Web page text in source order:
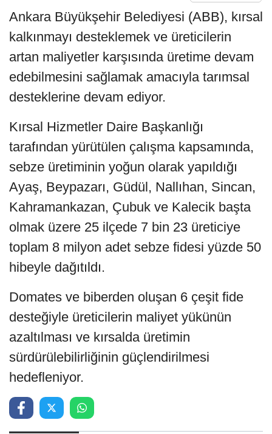
Ankara Büyükşehir Belediyesi (ABB), kırsal
kalkınmayı desteklemek ve üreticilerin
artan maliyetler karşısında üretime devam
edebilmesini sağlamak amacıyla tarımsal
desteklerine devam ediyor.
Kırsal Hizmetler Daire Başkanlığı
tarafından yürütülen çalışma kapsamında,
sebze üretiminin yoğun olarak yapıldığı
Ayaş, Beypazarı, Güdül, Nallıhan, Sincan,
Kahramankazan, Çubuk ve Kalecik başta
olmak üzere 25 ilçede 7 bin 23 üreticiye
toplam 8 milyon adet sebze fidesi yüzde 50
hibeyle dağıtıldı.
Domates ve biberden oluşan 6 çeşit fide
desteğiyle üreticilerin maliyet yükünün
azaltılması ve kırsalda üretimin
sürdürülebilirliğinin güçlendirilmesi
hedefleniyor.